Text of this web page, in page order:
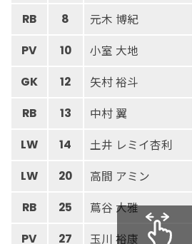
RB 8 元木 博紀
PV 10 小室 大地
GK 12 矢村 裕斗
RB 13 中村 翼
LW 14 土井 レミイ杏利
LW 20 高間 アミン
RB 25 蔦谷 大雅
PV 27 玉川 裕康